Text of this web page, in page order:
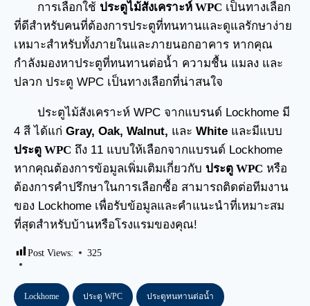
การเลือกใช้ ประตูไม้สังเคราะห์ WPC เป็นทางเลือก
ที่ดีสำหรับคนที่ต้องการประตูที่ทนทานและดูแลรักษาง่าย
เหมาะสำหรับทั้งภายในและภายนอกอาคาร หากคุณ
กำลังมองหาประตูที่ทนทานต่อน้ำ ความชื้น แมลง และ
ปลวก ประตู WPC เป็นทางเลือกที่น่าสนใจ
ประตูไม้สังเคราะห์ WPC จากแบรนด์ Lockhome มี
4 สี ได้แก่ Gray, Oak, Walnut, และ White และมีแบบ
ประตู WPC ถึง 11 แบบให้เลือกจากแบรนด์ Lockhome
หากคุณต้องการข้อมูลเพิ่มเติมเกี่ยวกับ ประตู WPC หรือ
ต้องการคำปรึกษาในการเลือกซื้อ สามารถติดต่อทีมงาน
ของ Lockhome เพื่อรับข้อมูลและคำแนะนำที่เหมาะสม
ที่สุดสำหรับบ้านหรือโรงแรมของคุณ!
Post Views: 325
Lockhome ประตู WPC ประตูทนทานต่อน้ำ